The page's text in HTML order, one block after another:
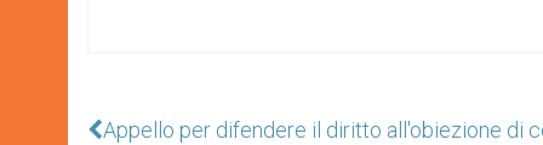
Appello per difendere il diritto all'obiezione di